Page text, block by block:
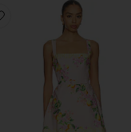
JUDIE オールインワン